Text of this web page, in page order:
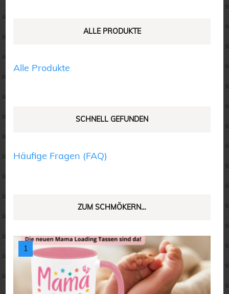
werden
ALLE PRODUKTE
Alle Produkte
SCHNELL GEFUNDEN
Häufige Fragen (FAQ)
ZUM SCHMÖKERN…